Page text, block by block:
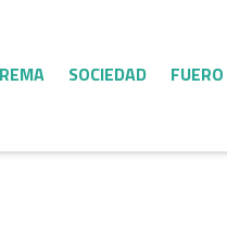
SOCIEDAD